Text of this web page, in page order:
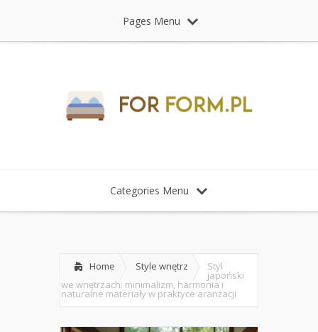
Pages Menu
Categories Menu
Home Style wnętrz Styl
japoński
we wnętrzach: minimalizm, harmonia i
naturalne materiały w praktyce aranżacji